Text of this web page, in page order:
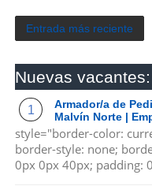
Entrada más reciente
Nuevas vacantes:
Armador/a de
Malvín Norte |
style="border-color:
border-style: none;
0px 0px 40px; padding: